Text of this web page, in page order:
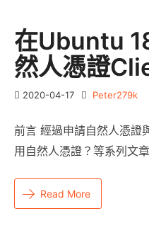
在Ubuntu
然人憑證
2020-04-17 Peter279k
前言 經過申請自然人憑證
用自然人憑證？等系列文
Read More